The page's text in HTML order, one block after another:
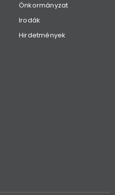
Önkormányzat
Irodák
Hirdetmények